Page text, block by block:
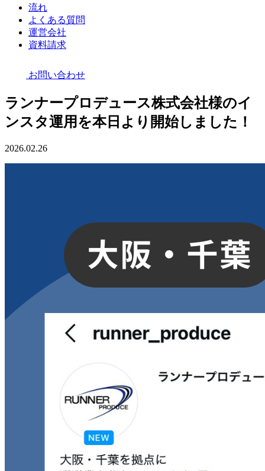
流れ
よくある質問
運営会社
資料請求
お問い合わせ
ランナープロデュース株式会社様のイ
ンスタ運用を本日より開始しました！
2026.02.26